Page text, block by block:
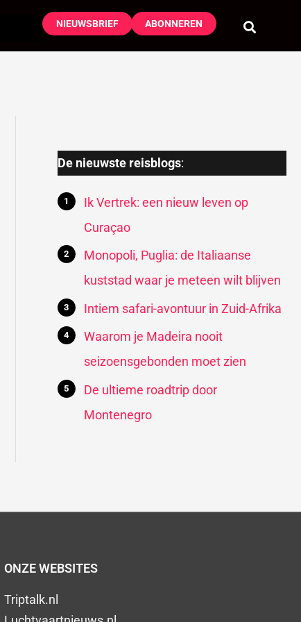
ABONNEREN
NIEUWSBRIEF
De nieuwste reisblogs:
Ik Vertrek: een nieuw leven op
Curaçao
Monopoli, Puglia: de Italiaanse
kuststad waar je meteen wilt blijven
Intiem safari-avontuur in Zuid-Afrika
Waarom je Madeira nooit
seizoensgebonden moet zien
De ultieme roadtrip door
Montenegro
ONZE WEBSITES
Triptalk.nl